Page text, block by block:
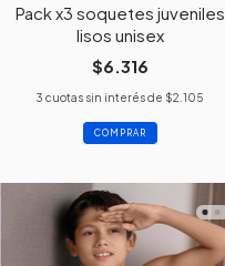
Pack x3 soquetes juveniles
lisos unisex
$6.316
3 cuotas sin interés de $2.105
COMPRAR